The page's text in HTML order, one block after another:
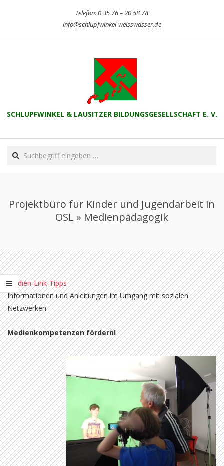
Telefon: 0 35 76 – 20 58 78
info@schlupfwinkel-weisswasser.de
SCHLUPFWINKEL & LAUSITZER BILDUNGSGESELLSCHAFT E. V.
Navigation
Search
Projektbüro für Kinder und Jugendarbeit in
OSL » Medienpädagogik
Medien-Link-Tipps
Informationen und Anleitungen im Umgang mit sozialen
Netzwerken.
Medienkompetenzen fördern!